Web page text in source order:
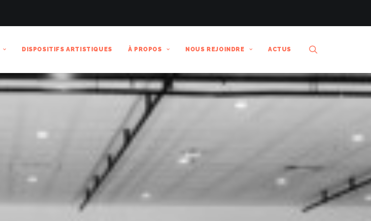
DISPOSITIFS ARTISTIQUES À PROPOS NOUS REJOINDRE ACTUS